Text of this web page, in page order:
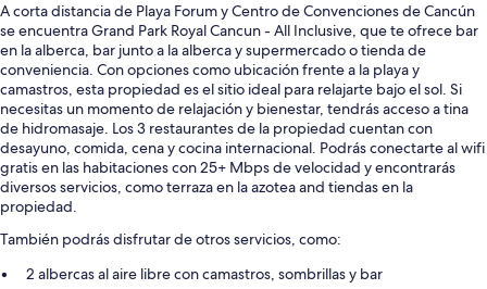
A corta distancia de Playa Forum y Centro de Convenciones de Cancún
se encuentra Grand Park Royal Cancun - All Inclusive, que te ofrece bar
en la alberca, bar junto a la alberca y supermercado o tienda de
conveniencia. Con opciones como ubicación frente a la playa y
camastros, esta propiedad es el sitio ideal para relajarte bajo el sol. Si
necesitas un momento de relajación y bienestar, tendrás acceso a tina
de hidromasaje. Los 3 restaurantes de la propiedad cuentan con
desayuno, comida, cena y cocina internacional. Podrás conectarte al wifi
gratis en las habitaciones con 25+ Mbps de velocidad y encontrarás
diversos servicios, como terraza en la azotea and tiendas en la
propiedad.
También podrás disfrutar de otros servicios, como:
2 albercas al aire libre con camastros, sombrillas y bar